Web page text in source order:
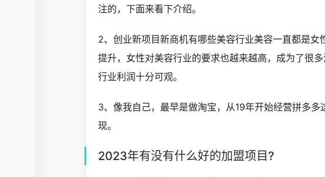
注的，下面来看下介绍。
2、创业新项目新商机有哪些美容行业美容一直都是
提升，女性对美容行业的要求也越来越高，成为了很
行业利润十分可观。
3、像我自己，最早是做淘宝，从19年开始经营拼多
现。
2023年有没有什么好的加盟项目?